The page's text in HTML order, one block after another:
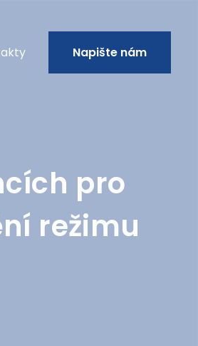
Napište nám
pro
režimu